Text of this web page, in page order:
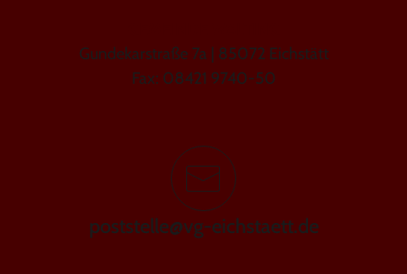
Gundekarstraße 7a | 85072 Eichstätt
Fax: 08421 9740-50
poststelle@vg-eichstaett.de